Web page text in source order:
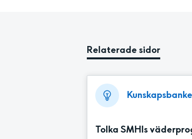
Relaterade sidor
Tolka SMHIs